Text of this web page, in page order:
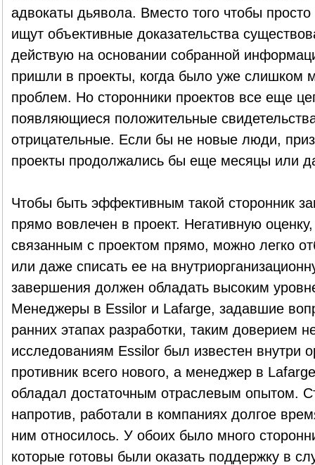
адвокаты дьявола. Вместо того чтобы
ищут объективные доказательства
действую на основании собранной
пришли в проекты, когда было уже слишком
проблем. Но сторонники проектов все еще
появляющиеся положительные
отрицательные. Если бы не новые люди,
проекты продолжались бы еще месяцы или
Чтобы быть эффективным такой сторонник
прямо вовлечен в проект. Негативную
связанным с проектом прямо, можно легко
или даже списать ее на
завершения должен обладать высоким
Менеджеры в Essilor и Lafarge, задавшие
ранних этапах разработки, таким доверием
исследованиям Essilor был известен внутри
противник всего нового, а менеджер в
обладал достаточным отраслевым опытом.
напротив, работали в компаниях долгое
ним относилось. У обоих было много
которые готовы были оказать поддержку в